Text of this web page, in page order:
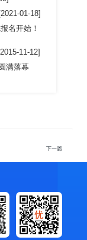
01-18]
名开始！
11-12]
满落幕
下一篇